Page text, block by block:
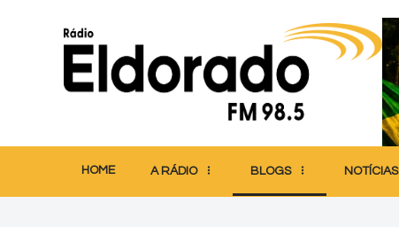
HOME A RÁDIO BLOGS NOTÍCIAS